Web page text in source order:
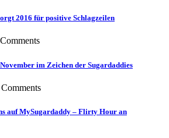
2016 für positive Schlagzeilen
im Zeichen der Sugardaddies
auf MySugardaddy – Flirty Hour an